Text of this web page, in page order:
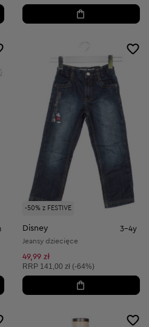
-50% z FESTIVE
Disney 3-4y
Jeansy dziecięce
49,99 zł
Cena sugerowana:
RRP 141,00 zł (-64%)